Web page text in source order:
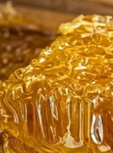
planu razmišljate o
je u hrabrosti da ne